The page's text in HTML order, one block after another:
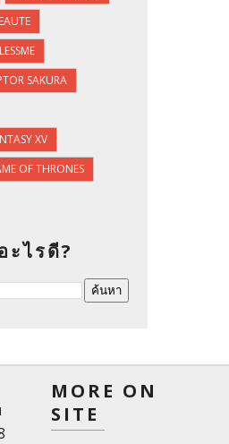
SAKURA
XV
OF THRONES
ไรดี?
MORE ON
SITE